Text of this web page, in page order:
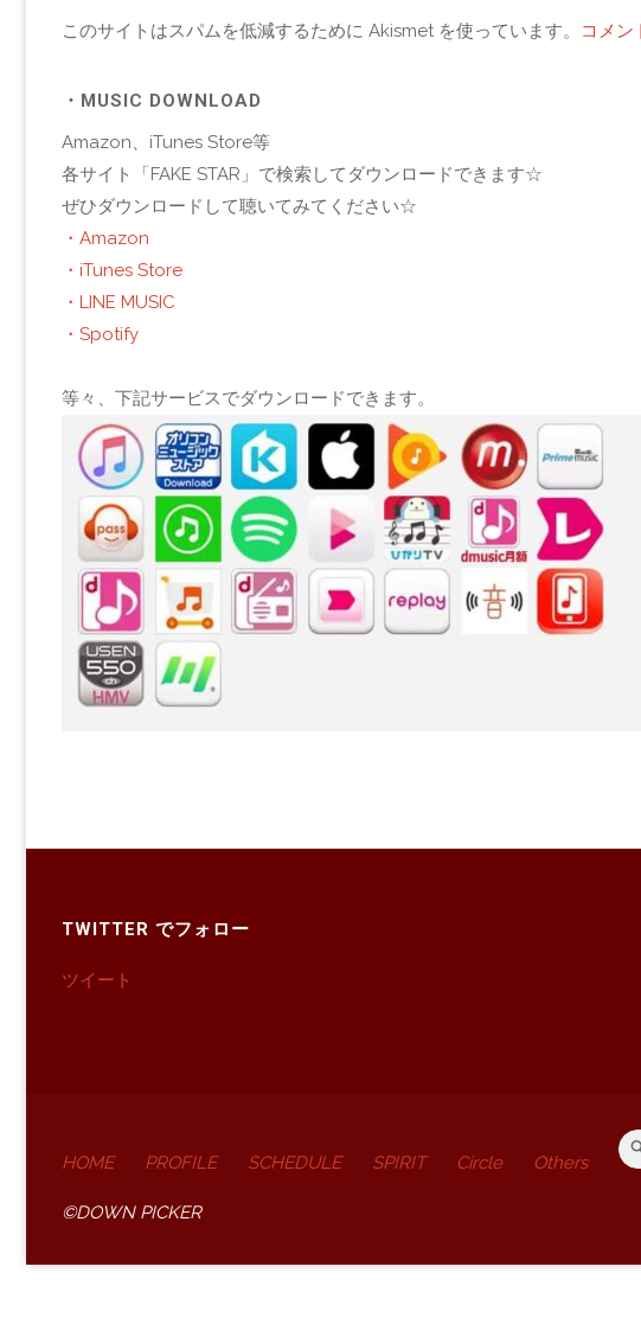
このサイトはスパムを低減するために Akismet を使っています。 コメン
・MUSIC DOWNLOAD
Amazon、iTunes Store等
各サイト「FAKE STAR」で検索してダウンロードできます☆
ぜひダウンロードして聴いてみてください☆
・Amazon
・iTunes Store
・LINE MUSIC
・Spotify
等々、下記サービスでダウンロードできます。
TWITTER でフォロー
ツイート
HOME PROFILE SCHEDULE SPIRIT Circle Others
©DOWN PICKER